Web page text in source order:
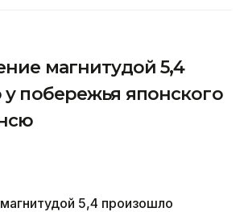
магнитудой 5,4
побережья японского
5,4 произошло